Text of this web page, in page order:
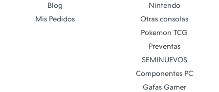
Blog
Mis Pedidos
Nintendo
Otras consolas
Pokemon TCG
Preventas
SEMINUEVOS
Componentes PC
Gafas Gamer